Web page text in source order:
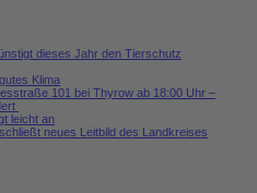
dieses Jahr den Tierschutz
Klima
101 bei Thyrow ab 18:00 Uhr –
leicht an
neues Leitbild des Landkreises